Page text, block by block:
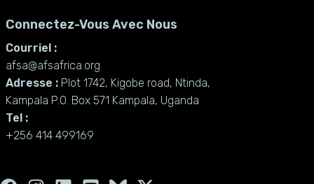
Connectez-Vous Avec Nous
Courriel :
afsa@afsafrica.org
Adresse : Plot 1742, Kigobe road, Ntinda,
Kampala P.O. Box 571 Kampala, Uganda
Tel :
+256 414 499169
F I L Y X